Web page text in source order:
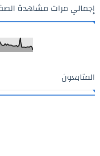
إجمالي مرات مشاهدة
المتابعون